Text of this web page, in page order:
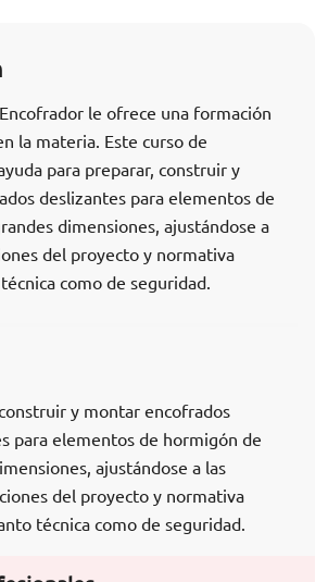
le ofrece una formación
la materia. Este curso de
para preparar, construir y
deslizantes para elementos de
dimensiones, ajustándose a
del proyecto y normativa
como de seguridad.
y montar encofrados
para elementos de hormigón de
ajustándose a las
del proyecto y normativa
técnica como de seguridad.